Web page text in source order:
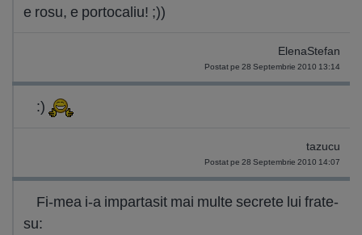
e rosu, e portocaliu! ;))
ElenaStefan
Postat pe 28 Septembrie 2010 13:14
:)
tazucu
Postat pe 28 Septembrie 2010 14:07
Fi-mea i-a impartasit mai multe secrete lui frate-
su: